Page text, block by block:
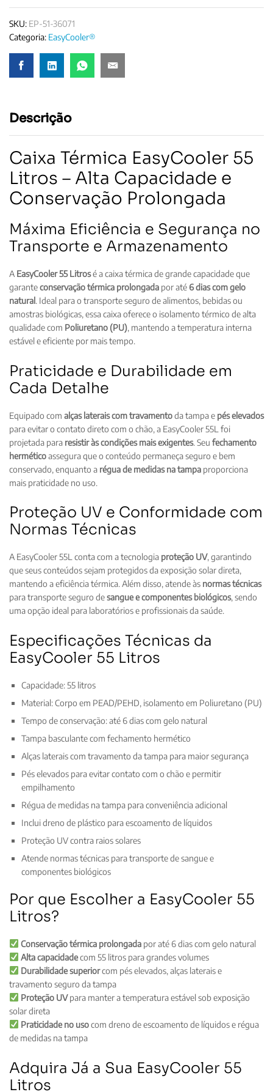
b
s
C
o
l
r
5
L
i
t
r
o
quantity
SKU: EP-51-36071
Categoria: EasyCooler®
Descrição
Caixa Térmica EasyCooler 55
Litros – Alta Capacidade e
Conservação Prolongada
Máxima Eficiência e Segurança no
Transporte e Armazenamento
A EasyCooler 55 Litrosé a caixa térmica de grande capacidade que
garanteconservação térmica prolongada por até 6 dias com gelo
natural . Ideal para o transporte seguro de alimentos, bebidas ou
amostras biológicas, essa caixa oferece o isolamento térmico de alta
qualidade com Poliuretano (PU), mantendo a temperatura interna
estável e eficiente por mais tempo.
Praticidade e Durabilidade em
Cada Detalhe
Equipado com alças laterais com travamentoda tampa e pés elevados
para evitar o contato direto com o chão, a EasyCooler 55L foi
projetada para resistir às condições mais exigentes. Seu fechamento
herméticoassegura que o conteúdo permaneça seguro e bem
conservado, enquanto a régua de medidas na tampa proporciona
mais praticidade no uso.
Proteção UV e Conformidade com
Normas Técnicas
A EasyCooler 55L conta com a tecnologia proteção UV, garantindo
que seus conteúdos sejam protegidos da exposição solar direta,
mantendo a eficiência térmica. Além disso, atende às normas técnicas
para transporte seguro desangue e componentes biológicos, sendo
uma opção ideal para laboratórios e profissionais da saúde.
Especificações Técnicas da
EasyCooler 55 Litros
Capacidade: 55 litros
Material: Corpo em PEAD/PEHD, isolamento em Poliuretano (PU)
Tempo de conservação: até 6 dias com gelo natural
Tampa basculante com fechamento hermético
Alças laterais com travamento da tampa para maior segurança
Pés elevados para evitar contato com o chão e permitir
empilhamento
Régua de medidas na tampa para conveniência adicional
Inclui dreno de plástico para escoamento de líquidos
Proteção UV contra raios solares
Atende normas técnicas para transporte de sangue e
componentes biológicos
Por que Escolher a EasyCooler 55
Litros?
Conservação térmica prolongadapor até 6 dias com gelo natural
Alta capacidadecom 55 litros para grandes volumes
Durabilidade superiorcom pés elevados, alças laterais e
travamento seguro da tampa
Proteção UVpara manter a temperatura estável sob exposição
solar direta
Praticidade no usocom dreno de escoamento de líquidos e régua
de medidas na tampa
Adquira Já a Sua EasyCooler 55
Litros